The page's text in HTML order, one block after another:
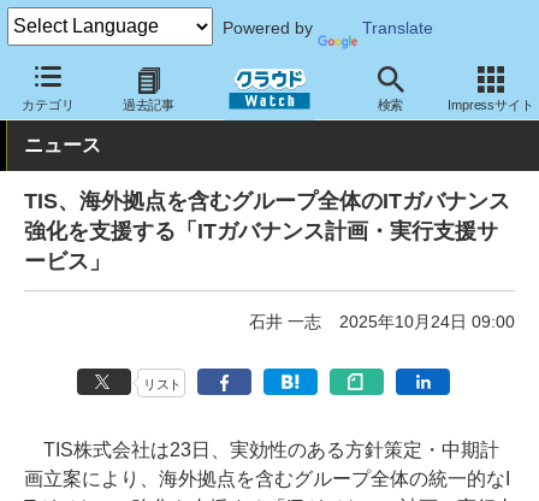
Powered by Translate
カテゴリ 過去記事 検索 Impressサイト
クラウド Watch サービス・ソフト サービス 分析
ニュース
TIS、海外拠点を含むグループ全体のITガバナンス
強化を支援する「ITガバナンス計画・実行支援サ
ービス」
石井 一志 2025年10月24日 09:00
リスト
TIS株式会社は23日、実効性のある方針策定・中期計
画立案により、海外拠点を含むグループ全体の統一的なI